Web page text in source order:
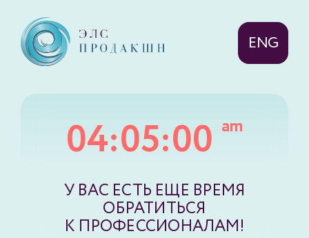
ENG
04:05:00 am
У ВАС ЕСТЬ ЕЩЕ ВРЕМЯ
ОБРАТИТЬСЯ
К ПРОФЕССИОНАЛАМ!